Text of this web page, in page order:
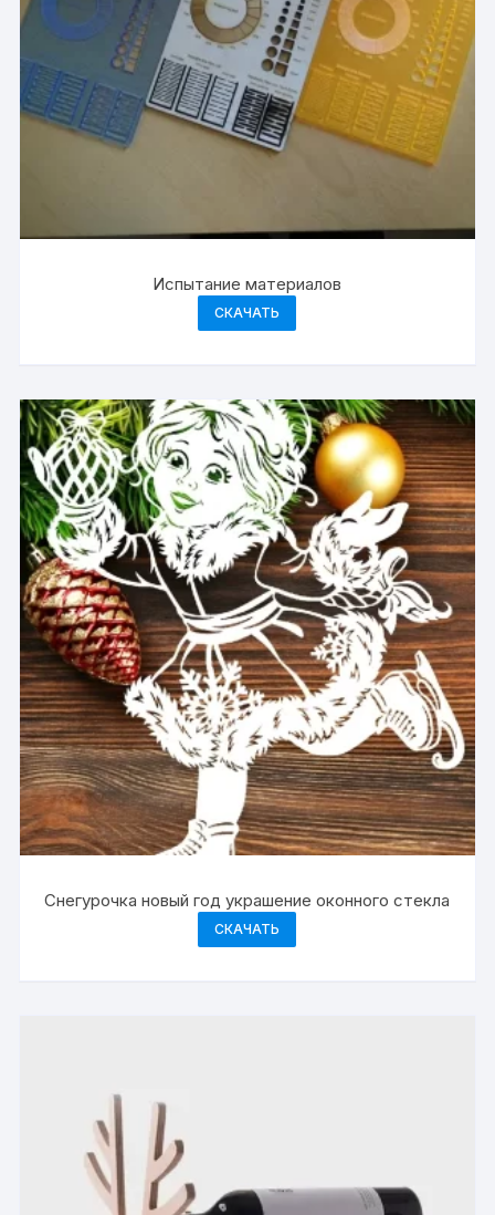
Испытание материалов
СКАЧАТЬ
Снегурочка новый год украшение оконного стекла
СКАЧАТЬ